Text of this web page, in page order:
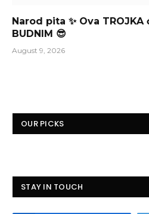
Narod pita ✨ Ova
BUDNIM 😎
August 9, 2026
OUR PICKS
STAY IN TOUCH